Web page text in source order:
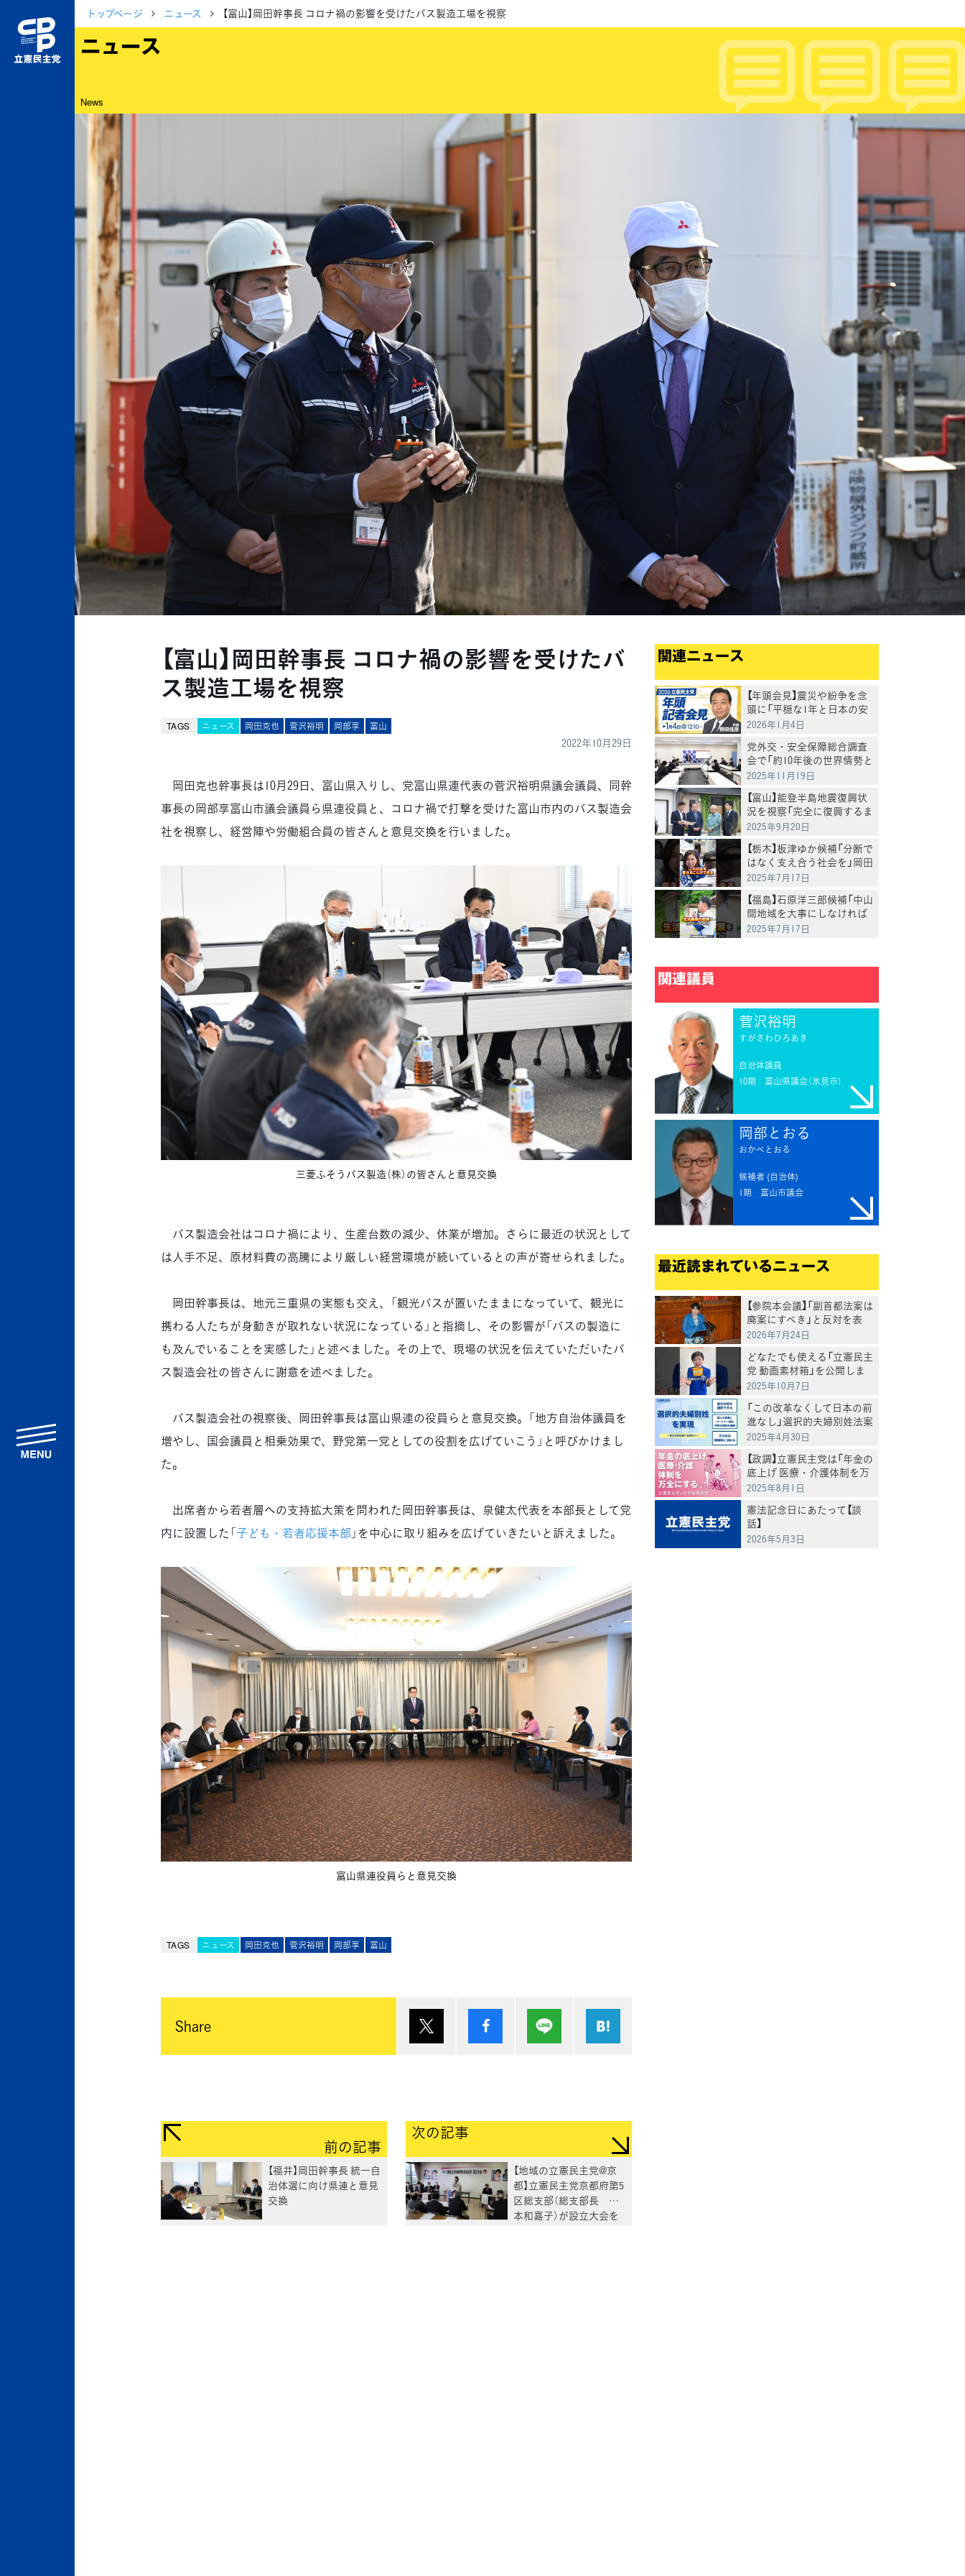
トップページ ニュース 【富山】岡田幹事長 コロナ禍の影響を受けたバス製造工場を視察
ニュース
News
【富山】岡田幹事長 コロナ禍の影響を受けたバ
ス製造工場を視察
TAGS ニュース 岡田克也 菅沢裕明 岡部享 富山
2022年10月29日
岡田克也幹事長は10月29日、富山県入りし、党富山県連代表の菅沢裕明県議会議員、同幹
事長の岡部享富山市議会議員ら県連役員と、コロナ禍で打撃を受けた富山市内のバス製造会
社を視察し、経営陣や労働組合員の皆さんと意見交換を行いました。
三菱ふそうバス製造（株）の皆さんと意見交換
バス製造会社はコロナ禍により、生産台数の減少、休業が増加。さらに最近の状況として
は人手不足、原材料費の高騰により厳しい経営環境が続いているとの声が寄せられました。
岡田幹事長は、地元三重県の実態も交え、「観光バスが置いたままになっていて、観光に
携わる人たちが身動きが取れない状況になっている」と指摘し、その影響が「バスの製造に
も及んでいることを実感した」と述べました。その上で、現場の状況を伝えていただいたバ
ス製造会社の皆さんに謝意を述べました。
バス製造会社の視察後、岡田幹事長は富山県連の役員らと意見交換。「地方自治体議員を
増やし、国会議員と相乗効果で、野党第一党としての役割を広げていこう」と呼びかけまし
た。
出席者から若者層への支持拡大策を問われた岡田幹事長は、泉健太代表を本部長として党
内に設置した「子ども・若者応援本部 」を中心に取り組みを広げていきたいと訴えました。
富山県連役員らと意見交換
TAGS ニュース 岡田克也 菅沢裕明 岡部享 富山
Share シェア Lineで送る
前の記事
【福井】岡田幹事長 統一自
治体選に向け県連と意見
交換
次の記事
【地域の立憲民主党@京
都】立憲民主党京都府第5
区総支部（総支部長 山
本和嘉子）が設立大会を
関連ニュース
【年頭会見】震災や紛争を念
頭に「平穏な1年と日本の安
定を」野田代表
2026年1月4日
党外交・安全保障総合調査
会で「約10年後の世界情勢と
日本の外交戦略の在り方」に
グ
2025年11月19日
【富山】能登半島地震復興状
況を視察「完全に復興するま
で添い遂げるのが政府の責
2025年9月20日
【栃木】板津ゆか候補「分断で
はなく支え合う社会を」岡田
克也常任顧問らとともに訴
2025年7月17日
【福島】石原洋三郎候補「中山
間地域を大事にしなければ
国の活力が失われる。地方
訴え
2025年7月17日
関連議員
菅沢裕明
すがさわひろあき
自治体議員
10期 富山県議会（氷見市）
岡部とおる
おかべとおる
候補者 (自治体)
1期 富山市議会
最近読まれているニュース
【参院本会議】「副首都法案は
廃案にすべき」と反対を表
明 岸真紀子議員
2026年7月24日
どなたでも使える「立憲民主
党 動画素材箱」を公開しま
した
2025年10月7日
「この改革なくして日本の前
進なし」選択的夫婦別姓法案
を提出
2025年4月30日
【政調】立憲民主党は「年金の
底上げ 医療・介護体制を万
全にする」
2025年8月1日
憲法記念日にあたって【談
話】
2026年5月3日